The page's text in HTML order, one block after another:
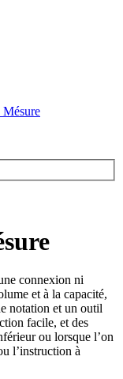
Mésure
connexion ni
et à la capacité,
notation et un outil
facile, et des
ou lorsque l’on
l’instruction à